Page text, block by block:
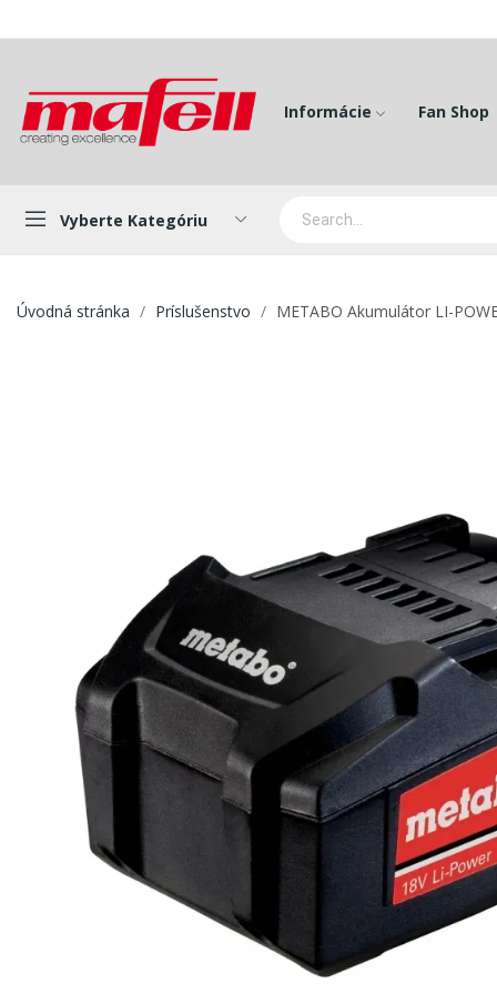
Informácie Fan Shop
Vyberte Kategóriu
Úvodná stránka Príslušenstvo METABO Akumulátor LI-